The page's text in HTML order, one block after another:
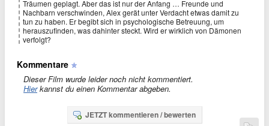
Träumen geplagt. Aber das ist nur der Anfang … Freunde und
Nachbarn verschwinden, Alex gerät unter Verdacht etwas damit zu
tun zu haben. Er begibt sich in psychologische Betreuung, um
herauszufinden, was dahinter steckt. Wird er wirklich von Dämonen
verfolgt?
Kommentare
Dieser Film wurde leider noch nicht kommentiert.
Hierkannst du einen Kommentar abgeben.
JETZT kommentieren / bewerten